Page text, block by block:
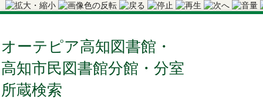
オーテピア高知図書館・
高知市民図書館分館・分室
所蔵検索